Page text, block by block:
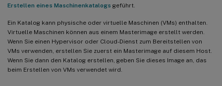
Erstellen eines Maschinenkatalogs geführt.
Ein Katalog kann physische oder virtuelle Maschinen (VMs) enthalten.
Virtuelle Maschinen können aus einem Masterimage erstellt werden.
Wenn Sie einen Hypervisor oder Cloud-Dienst zum Bereitstellen von
VMs verwenden, erstellen Sie zuerst ein Masterimage auf diesem Host.
Wenn Sie dann den Katalog erstellen, geben Sie dieses Image an, das
beim Erstellen von VMs verwendet wird.